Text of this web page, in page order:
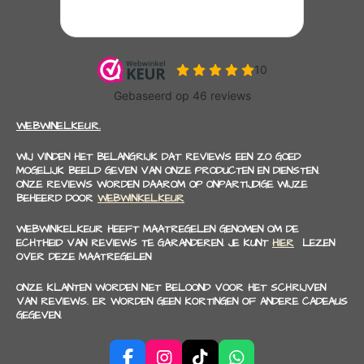
WEBWINELKEUR.
WIJ VINDEN HET BELANGRIJK DAT REVIEWS EEN ZO GOED
MOGELIJK BEELD GEVEN VAN ONZE PRODUCTEN EN DIENSTEN.
ONZE REVIEWS WORDEN DAAROM OP ONPARTIJDIGE WIJZE
BEHEERD DOOR WEBWINKELKEUR
WEBWINKELKEUR HEEFT MAATREGELEN GENOMEN OM DE
ECHTHEID VAN REVIEWS TE GARANDEREN. JE KUNT HIER LEZEN
OVER DEZE MAATREGELEN
ONZE KLANTEN WORDEN NIET BELOOND VOOR HET SCHRIJVEN
VAN REVIEWS. ER WORDEN GEEN KORTINGEN OF ANDERE CADEAUS
GEGEVEN.